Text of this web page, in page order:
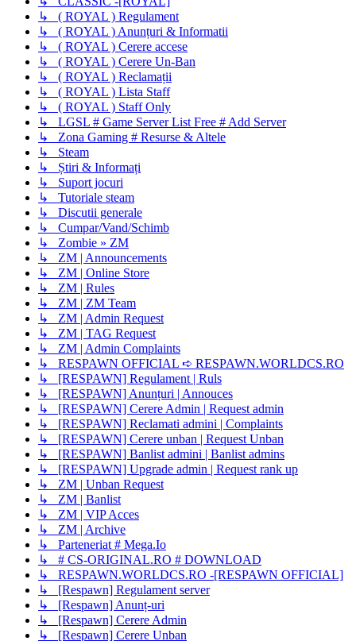
↳ ( ROYAL ) Regulament
↳ ( ROYAL ) Anunțuri & Informatii
↳ ( ROYAL ) Cerere accese
↳ ( ROYAL ) Cerere Un-Ban
↳ ( ROYAL ) Reclamații
↳ ( ROYAL ) Lista Staff
↳ ( ROYAL ) Staff Only
↳ LGSL # Game Server List Free # Add Server
↳ Zona Gaming # Resurse & Altele
↳ Steam
↳ Știri & Informați
↳ Suport jocuri
↳ Tutoriale steam
↳ Discutii generale
↳ Cumpar/Vand/Schimb
↳ Zombie » ZM
↳ ZM | Announcements
↳ ZM | Online Store
↳ ZM | Rules
↳ ZM | ZM Team
↳ ZM | Admin Request
↳ ZM | TAG Request
↳ ZM | Admin Complaints
↳ RESPAWN OFFICIAL ➪ RESPAWN.WORLDCS.RO
↳ [RESPAWN] Regulament | Ruls
↳ [RESPAWN] Anunțuri | Annouces
↳ [RESPAWN] Cerere Admin | Request admin
↳ [RESPAWN] Reclamati admini | Complaints
↳ [RESPAWN] Cerere unban | Request Unban
↳ [RESPAWN] Banlist admini | Banlist admins
↳ [RESPAWN] Upgrade admin | Request rank up
↳ ZM | Unban Request
↳ ZM | Banlist
↳ ZM | VIP Acces
↳ ZM | Archive
↳ Parteneriat # Mega.Io
↳ # CS-ORIGINAL.RO # DOWNLOAD
↳ RESPAWN.WORLDCS.RO -[RESPAWN OFFICIAL]
↳ [Respawn] Regulament server
↳ [Respawn] Anunț-uri
↳ [Respawn] Cerere Admin
↳ [Respawn] Cerere Unban